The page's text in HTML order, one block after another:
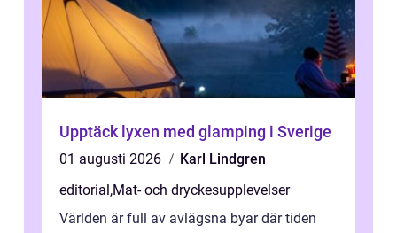
Upptäck lyxen med glamping i Sverige
01 augusti 2026
Karl Lindgren
editorial,Mat- och dryckesupplevelser
Världen är full av avlägsna byar där tiden